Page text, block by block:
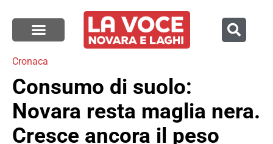
Cronaca
Consumo di suolo:
Novara resta maglia nera.
Cresce ancora il peso